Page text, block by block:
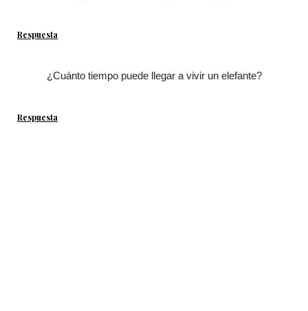
Respuesta
¿Cuánto tiempo puede llegar a vivir un elefante?
Respuesta